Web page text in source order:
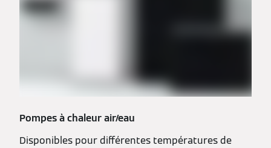
Pompes à chaleur air/eau
Disponibles pour différentes températures de